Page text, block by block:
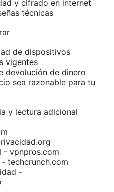
y cifrado en internet
técnicas
de dispositivos
vigentes
devolución de dinero
sea razonable para tu
y lectura adicional
- vpnpros.com
techcrunch.com
-